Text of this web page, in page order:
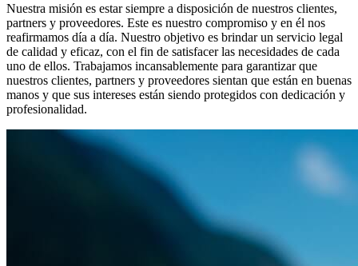
Nuestra misión es estar siempre a disposición de nuestros clientes,
partners y proveedores. Este es nuestro compromiso y en él nos
reafirmamos día a día. Nuestro objetivo es brindar un servicio legal
de calidad y eficaz, con el fin de satisfacer las necesidades de cada
uno de ellos. Trabajamos incansablemente para garantizar que
nuestros clientes, partners y proveedores sientan que están en buenas
manos y que sus intereses están siendo protegidos con dedicación y
profesionalidad.